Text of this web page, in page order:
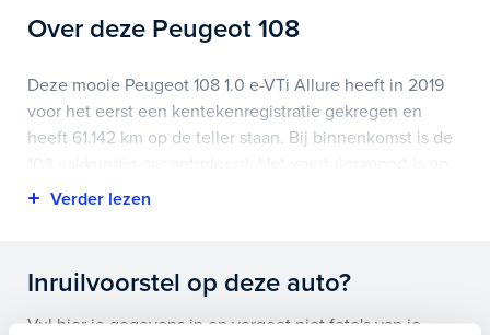
Over deze Peugeot 108
Deze mooie Peugeot 108 1.0 e-VTi Allure heeft in 2019
voor het eerst een kentekenregistratie gekregen en
heeft 61.142 km op de teller staan. Bij binnenkomst is de
deze pagina bij onderhoud en historie te downloaden.
achteruitrijcamera, apple carplay/android auto, electronic
climate controle en nog veel meer.
Inruilvoorstel op deze auto?
Vul hier je gegevens in en vergeet niet foto's van je